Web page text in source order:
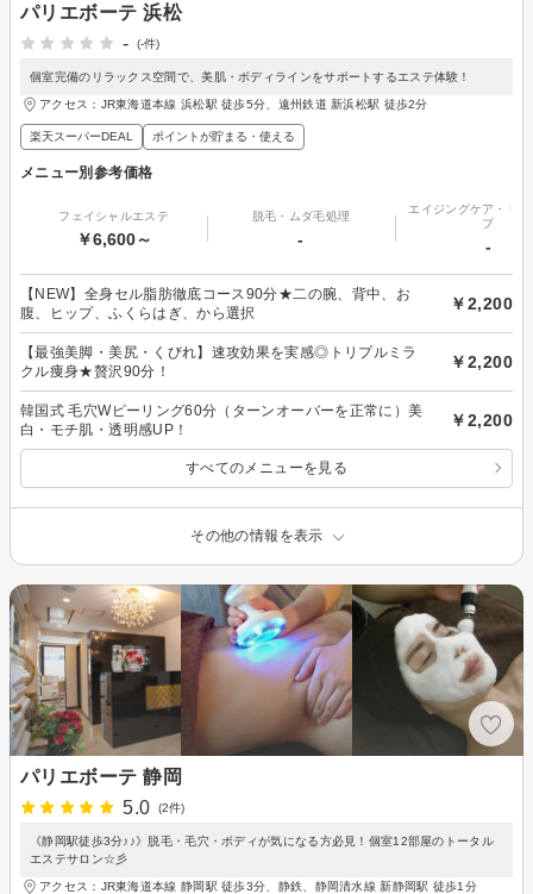
パリエボーテ 浜松
-
(-件)
個室完備のリラックス空間で、美肌・ボディラインをサポートするエステ体験！
アクセス：JR東海道本線 浜松駅 徒歩5分、遠州鉄道 新浜松駅 徒歩2分
楽天スーパーDEAL ポイントが貯まる・使える
メニュー別参考価格
フェイシャルエステ
￥6,600～
脱毛・ムダ毛処理
-
エイジングケア・リ
プ
-
【NEW】全身セル脂肪徹底コース90分★二の腕、背中、お
腹、ヒップ、ふくらはぎ、から選択
￥2,200
【最強美脚・美尻・くびれ】速攻効果を実感◎トリプルミラ
クル痩身★贅沢90分！
￥2,200
韓国式 毛穴Wピーリング60分（ターンオーバーを正常に）美
白・モチ肌・透明感UP！
￥2,200
すべてのメニューを見る
その他の情報を表示
パリエボーテ 静岡
5.0
(2件)
《静岡駅徒歩3分♪♪》脱毛・毛穴・ボディが気になる方必見！個室12部屋のトータル
エステサロン☆彡
アクセス：JR東海道本線 静岡駅 徒歩3分、静鉄、静岡清水線 新静岡駅 徒歩1分